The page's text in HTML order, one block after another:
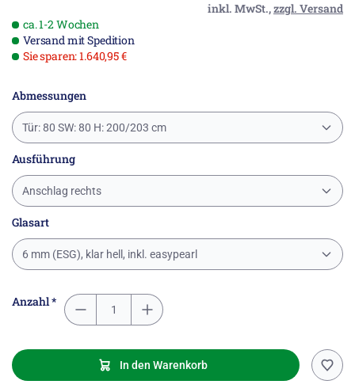
inkl. MwSt.,zzgl. Versand
ca. 1-2 Wochen
Versand mit Spedition
Sie sparen: 1.640,95 €
Abmessungen
Tür: 80 SW: 80 H: 200/203 cm
Ausführung
Anschlag rechts
Glasart
6 mm (ESG), klar hell, inkl. easypearl
Anzahl *
In den Warenkorb